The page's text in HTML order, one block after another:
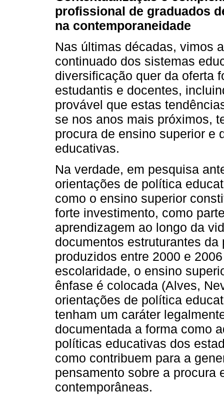
profissional de graduados
na contemporaneidade
Nas últimas décadas, vimos
continuado dos sistemas
diversificação quer da oferta
estudantis e docentes,
provável que estas
se nos anos mais próximos,
procura de ensino superior e
educativas.
Na verdade, em pesquisa
orientações de política
como o ensino superior
forte investimento, como
aprendizagem ao longo da
documentos estruturantes
produzidos entre 2000 e
escolaridade, o ensino
ênfase é colocada (Alves,
orientações de política
tenham um caráter
documentada a forma como
políticas educativas dos
como contribuem para a
pensamento sobre a procura
contemporâneas.